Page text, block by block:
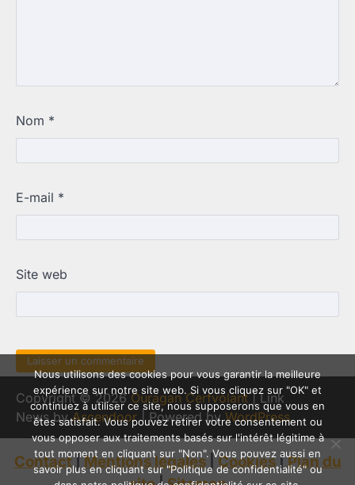
Nom *
E-mail *
Site web
Copyright © 2026Ouragan Cerfvolant| Link
News byAscendoor| Powered byWordPress.
Contact|Mentions légales|Cookies|Plan du
Nous utilisons des cookies pour vous garantir la meilleure
expérience sur notre site web. Si vous cliquez sur "OK" et
continuez à utiliser ce site, nous supposerons que vous en
êtes satisfait. Vous pouvez retirer votre consentement ou
vous opposer aux traitements basés sur l'intérêt légitime à
tout moment en cliquant sur "Non". Vous pouvez aussi en
savoir plus en cliquant sur "Politique de confidentialité" ou